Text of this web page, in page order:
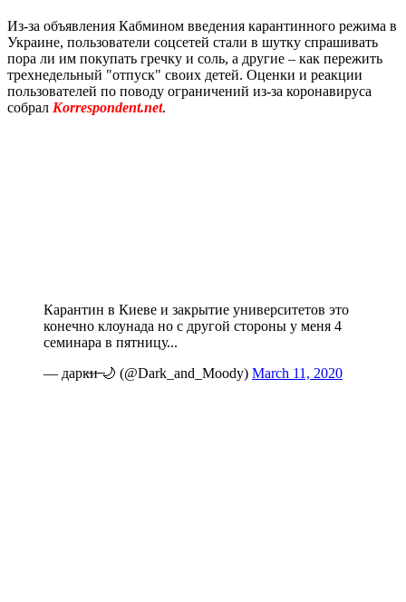
Из-за объявления Кабмином введения карантинного режима в
Украине, пользователи соцсетей стали в шутку спрашивать
пора ли им покупать гречку и соль, а другие – как пережить
трехнедельный "отпуск" своих детей. Оценки и реакции
пользователей по поводу ограничений из-за коронавируса
собрал Korrespondent.net.
Карантин в Киеве и закрытие университетов это
конечно клоунада но с другой стороны у меня 4
семинара в пятницу...
— дарк̶и̶ ̶🌙 (@Dark_and_Moody) March 11, 2020